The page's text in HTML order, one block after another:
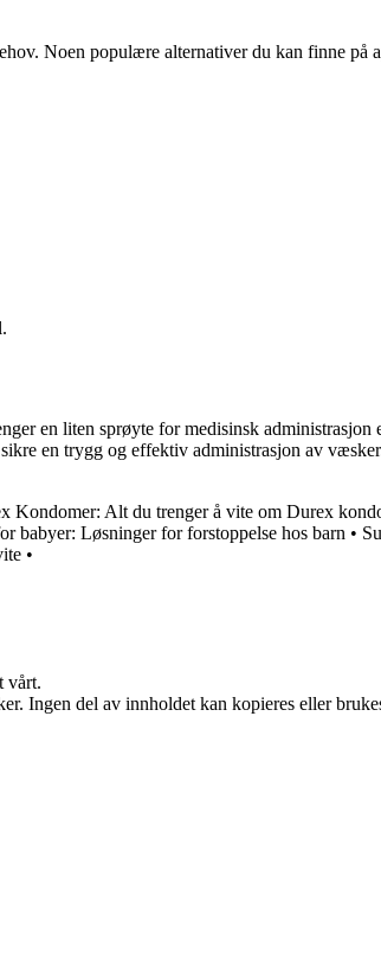
Noen populære alternativer du kan finne på
en liten sprøyte for medisinsk
en trygg og effektiv administrasjon av
Kondomer: Alt du trenger å vite om Durex
babyer: Løsninger for forstoppelse hos barn •
•
vårt.
Ingen del av innholdet kan kopieres eller